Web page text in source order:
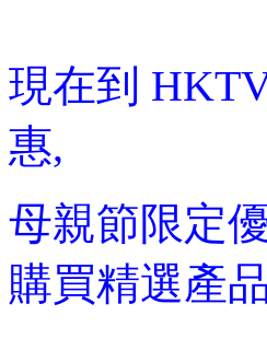
現在到
惠,
母親節限定
購買精選產